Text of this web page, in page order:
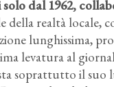
dal 1962,
realtà locale,
lunghissima,
levatura al
soprattutto il suo